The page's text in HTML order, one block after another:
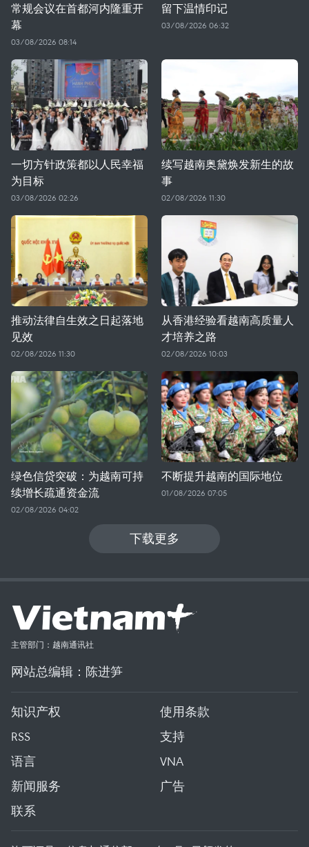
常规会议在首都河内隆重开
幕
03/08/2026 08:14
留下温情印记
03/08/2026 06:32
一切方针政策都以人民幸福
为目标
03/08/2026 02:26
续写越南奥黛焕发新生的故
事
02/08/2026 11:30
推动法律自生效之日起落地
见效
02/08/2026 11:30
从香港经验看越南高质量人
才培养之路
02/08/2026 10:03
绿色信贷突破：为越南可持
续增长疏通资金流
02/08/2026 04:02
不断提升越南的国际地位
01/08/2026 07:05
下载更多
主管部门：越南通讯社
网站总编辑：陈进笋
知识产权
使用条款
RSS
支持
语言
VNA
新闻服务
广告
联系